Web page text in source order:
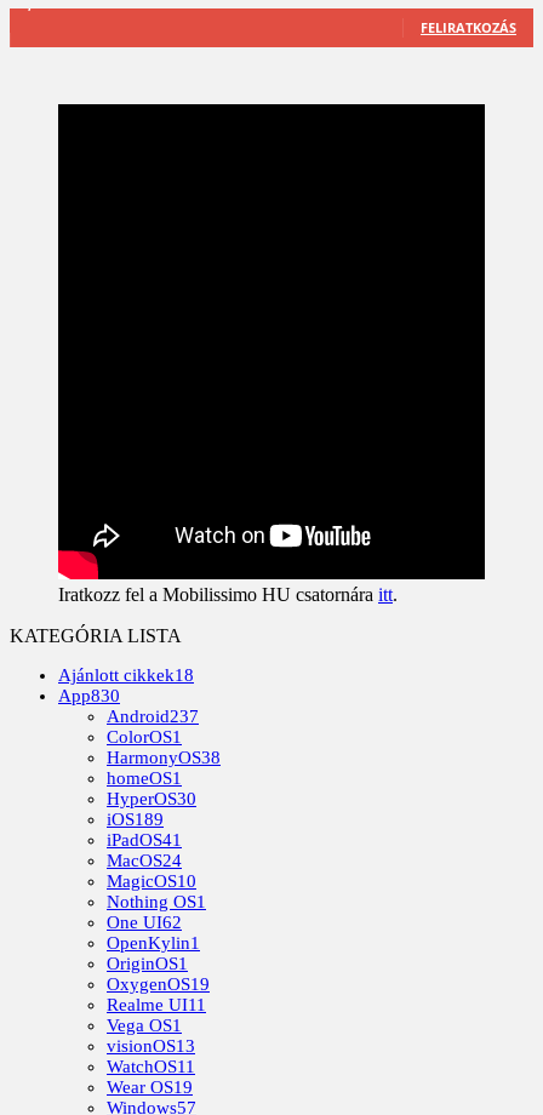
FELIRATKOZÁS
Iratkozz fel a Mobilissimo HU csatornára itt.
KATEGÓRIA LISTA
Ajánlott cikkek18
App830
Android237
ColorOS1
HarmonyOS38
homeOS1
HyperOS30
iOS189
iPadOS41
MacOS24
MagicOS10
Nothing OS1
One UI62
OpenKylin1
OriginOS1
OxygenOS19
Realme UI11
Vega OS1
visionOS13
WatchOS11
Wear OS19
Windows57